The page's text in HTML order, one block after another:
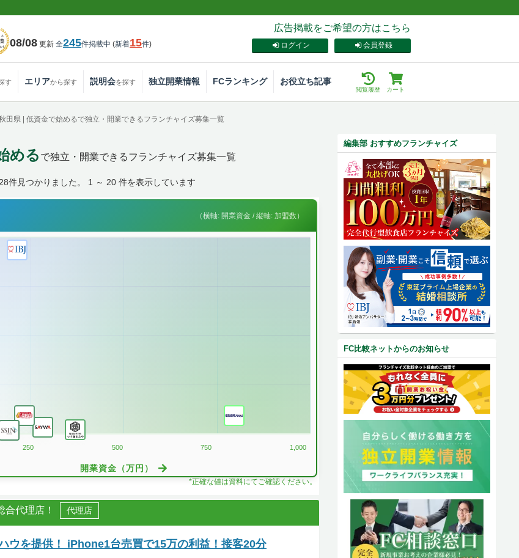
08/08 更新 全245件掲載中 (新着15件)
広告掲載をご希望の方はこちら
会員登録
ログイン
す エリアから探す 説明会を探す 独立開業情報 FCランキング お役立ち記事
カート
閲覧履歴
田県 | 低資金で始めるで独立・開業できるフランチャイズ募集一覧
める で独立・開業できるフランチャイズ募集一覧
件見つかりました。 1 ～ 20 件を表示しています
（横軸: 開業資金 / 縦軸: 加盟数）
250 500 750 1,000
開業資金（万円）
*正確な値は資料にてご確認ください。
代理店！ 代理店
ウを提供！ iPhone1台売買で15万の利益！接客20分
編集部 おすすめフランチャイズ
FC比較ネットからのお知らせ